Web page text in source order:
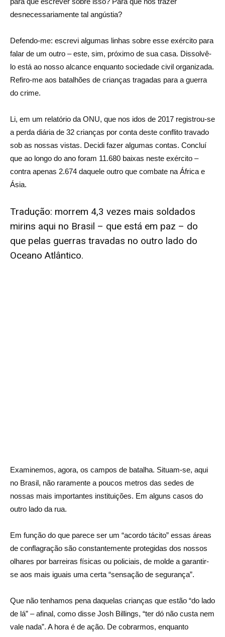
desnecessariamente tal angústia?
Defendo-me: escrevi algumas linhas sobre esse exército para
falar de um outro – este, sim, próximo de sua casa. Dissolvê-
lo está ao nosso alcance enquanto sociedade civil organizada.
Refiro-me aos batalhões de crianças tragadas para a guerra
do crime.
Li, em um relatório da ONU, que nos idos de 2017 registrou-se
a perda diária de 32 crianças por conta deste conflito travado
sob as nossas vistas. Decidi fazer algumas contas. Concluí
que ao longo do ano foram 11.680 baixas neste exército –
contra apenas 2.674 daquele outro que combate na África e
Ásia.
Tradução: morrem 4,3 vezes mais soldados
mirins aqui no Brasil – que está em paz – do
que pelas guerras travadas no outro lado do
Oceano Atlântico.
Examinemos, agora, os campos de batalha. Situam-se, aqui
no Brasil, não raramente a poucos metros das sedes de
nossas mais importantes instituições. Em alguns casos do
outro lado da rua.
Em função do que parece ser um “acordo tácito” essas áreas
de conflagração são constantemente protegidas dos nossos
olhares por barreiras físicas ou policiais, de molde a garantir-
se aos mais iguais uma certa “sensação de segurança”.
Que não tenhamos pena daquelas crianças que estão “do lado
de lá” – afinal, como disse Josh Billings, “ter dó não custa nem
vale nada”. A hora é de ação. De cobrarmos, enquanto